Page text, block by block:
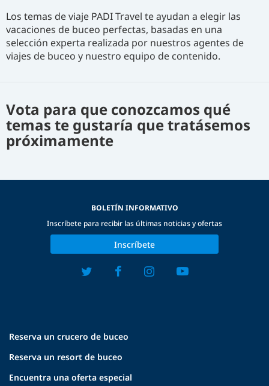
Los temas de viaje PADI Travel te ayudan a elegir las
vacaciones de buceo perfectas, basadas en una
selección experta realizada por nuestros agentes de
viajes de buceo y nuestro equipo de contenido.
Vota para que conozcamos qué
temas te gustaría que tratásemos
próximamente
Reserva un crucero de buceo
Reserva un resort de buceo
Encuentra una oferta especial
BOLETÍN INFORMATIVO
Inscríbete para recibir las últimas noticias y ofertas
Inscríbete